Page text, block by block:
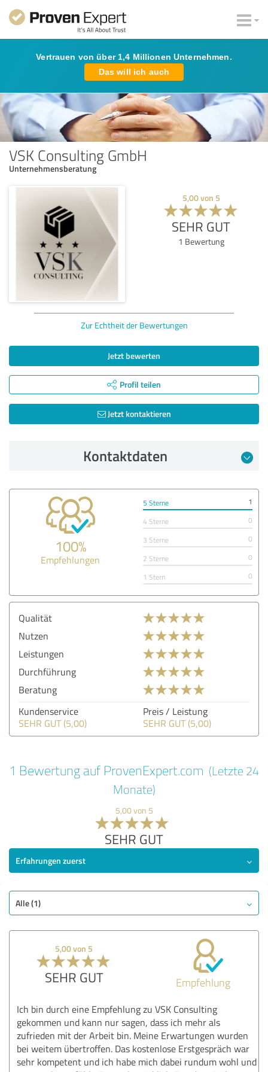
Vertrauen von über 1,4 Millionen Unternehmen.
Das will ich auch
VSK Consulting GmbH
Unternehmensberatung
5,00von 5
SEHR GUT
1 Bewertung
Zur Echtheit der Bewertungen
Jetzt bewerten
Profil teilen
Jetzt kontaktieren
Kontaktdaten
100%
Empfehlungen
5 Sterne
1
4 Sterne
0
3 Sterne
0
2 Sterne
0
1 Stern
0
Qualität
Nutzen
Leistungen
Durchführung
Beratung
Kundenservice
SEHR GUT (5,00)
Preis / Leistung
SEHR GUT (5,00)
1 Bewertung auf ProvenExpert.com (Letzte 24
Monate)
5,00 von 5
SEHR GUT
Erfahrungen zuerst
Alle (1)
5,00 von 5
SEHR GUT Empfehlung
Ich bin durch eine Empfehlung zu VSK Consulting
gekommen und kann nur sagen, dass ich mehr als
zufrieden mit der Arbeit bin. Meine Erwartungen wurden
bei weitem übertroffen. Das kostenlose Erstgespräch war
sehr kompetent und ich habe mich dabei rundum wohl und